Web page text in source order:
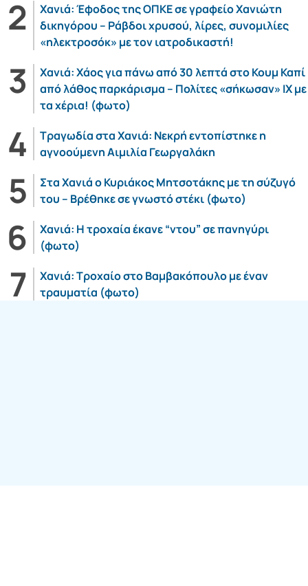
Χανιά: Έφοδος της ΟΠΚΕ σε γραφείο Χανιώτη
δικηγόρου – Ράβδοι χρυσού, λίρες, συνομιλίες
«ηλεκτροσόκ» με τον ιατροδικαστή!
Χανιά: Χάος για πάνω από 30 λεπτά στο Κουμ Καπί
από λάθος παρκάρισμα – Πολίτες «σήκωσαν» ΙΧ με
τα χέρια! (φωτο)
Τραγωδία στα Χανιά: Νεκρή εντοπίστηκε η
αγνοούμενη Αιμιλία Γεωργαλάκη
Στα Χανιά ο Κυριάκος Μητσοτάκης με τη σύζυγό
του – Βρέθηκε σε γνωστό στέκι (φωτο)
Χανιά: Η τροχαία έκανε “ντου” σε πανηγύρι
(φωτο)
Χανιά: Τροχαίο στο Βαμβακόπουλο με έναν
τραυματία (φωτο)